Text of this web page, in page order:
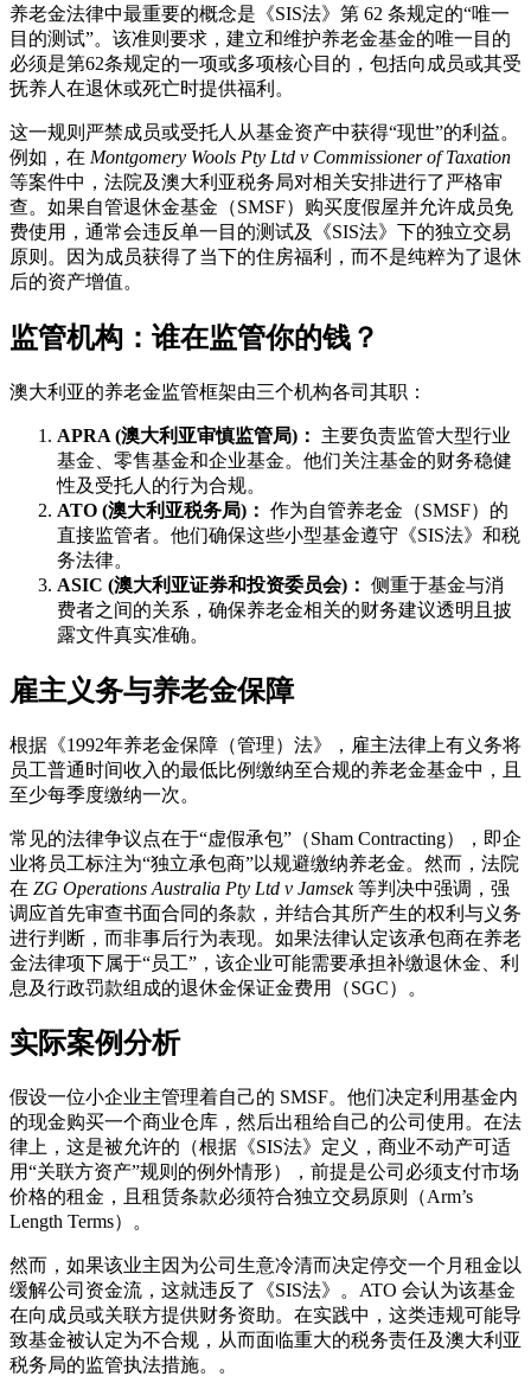
养老金法律中最重要的概念是《SIS法》第 62 条规定的“唯一
目的测试”。该准则要求，建立和维护养老金基金的唯一目的
必须是第62条规定的一项或多项核心目的，包括向成员或其受
抚养人在退休或死亡时提供福利。
这一规则严禁成员或受托人从基金资产中获得“现世”的利益。
例如，在 Montgomery Wools Pty Ltd v Commissioner of Taxation
等案件中，法院及澳大利亚税务局对相关安排进行了严格审
查。如果自管退休金基金（SMSF）购买度假屋并允许成员免
费使用，通常会违反单一目的测试及《SIS法》下的独立交易
原则。因为成员获得了当下的住房福利，而不是纯粹为了退休
后的资产增值。
监管机构：谁在监管你的钱？
澳大利亚的养老金监管框架由三个机构各司其职：
APRA (澳大利亚审慎监管局)：
主要负责监管大型行业
基金、零售基金和企业基金。他们关注基金的财务稳健
性及受托人的行为合规。
ATO (澳大利亚税务局)： 作为自管养老金（SMSF）的
直接监管者。他们确保这些小型基金遵守《SIS法》和税
务法律。
ASIC (澳大利亚证券和投资委员会)： 侧重于基金与消
费者之间的关系，确保养老金相关的财务建议透明且披
露文件真实准确。
雇主义务与养老金保障
根据《1992年养老金保障（管理）法》，雇主法律上有义务将
员工普通时间收入的最低比例缴纳至合规的养老金基金中，且
至少每季度缴纳一次。
常见的法律争议点在于“虚假承包”（Sham Contracting），即企
业将员工标注为“独立承包商”以规避缴纳养老金。然而，法院
在 ZG Operations Australia Pty Ltd v Jamsek等判决中强调，强
调应首先审查书面合同的条款，并结合其所产生的权利与义务
进行判断，而非事后行为表现。如果法律认定该承包商在养老
金法律项下属于“员工”，该企业可能需要承担补缴退休金、利
息及行政罚款组成的退休金保证金费用（SGC）。
实际案例分析
假设一位小企业主管理着自己的 SMSF。他们决定利用基金内
的现金购买一个商业仓库，然后出租给自己的公司使用。在法
律上，这是被允许的（根据《SIS法》定义，商业不动产可适
用“关联方资产”规则的例外情形），前提是公司必须支付市场
价格的租金，且租赁条款必须符合独立交易原则（Arm’s
Length Terms）。
然而，如果该业主因为公司生意冷清而决定停交一个月租金以
缓解公司资金流，这就违反了《SIS法》。ATO 会认为该基金
在向成员或关联方提供财务资助。在实践中，这类违规可能导
致基金被认定为不合规，从而面临重大的税务责任及澳大利亚
税务局的监管执法措施。。